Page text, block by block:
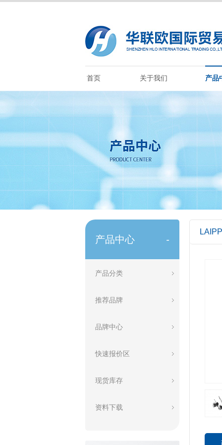
首页 关于我们 产品
产品中心 -
产品分类
推荐品牌
品牌中心
快速报价区
现货库存
资料下载